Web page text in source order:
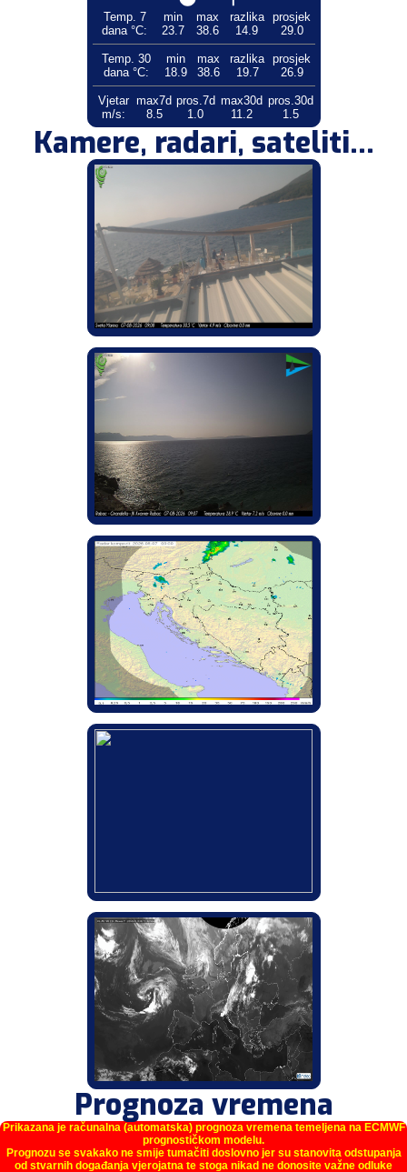
Temp. 7
dana °C:
min
23.7
max
38.6
razlika
14.9
prosjek
29.0
Temp. 30
dana °C:
min
18.9
max
38.6
razlika
19.7
prosjek
26.9
Vjetar
m/s:
max7d
8.5
pros.7d
1.0
max30d
11.2
pros.30d
1.5
Kamere, radari, sateliti...
Prognoza vremena
Prikazana je računalna (automatska) prognoza vremena temeljena na ECMWF
prognostičkom modelu.
Prognozu se svakako ne smije tumačiti doslovno jer su stanovita odstupanja
od stvarnih događanja vjerojatna te stoga nikad ne donosite važne odluke